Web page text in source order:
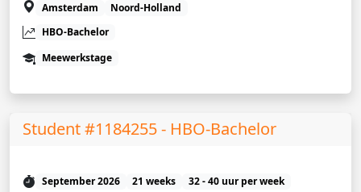
Amsterdam
Noord-Holland
HBO-Bachelor
Meewerkstage
Student #1184255 - HBO-Bachelor
September 2026 21 weeks
32 - 40 uur per week